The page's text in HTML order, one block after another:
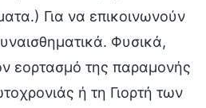
Για να επικοινωνούν
Φυσικά,
εορτασμό της παραμονής
ή τη Γιορτή των